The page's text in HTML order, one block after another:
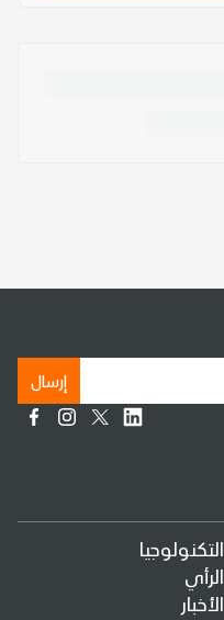
التكنولوجيا
الرأي
الأخبار
إرسال